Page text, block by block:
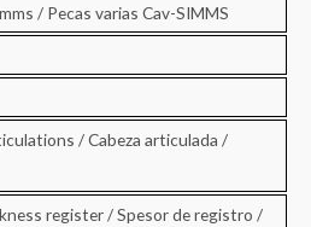
/ Pecas varias Cav-SIMMS
/ Cabeza articulada /
register / Spesor de registro /